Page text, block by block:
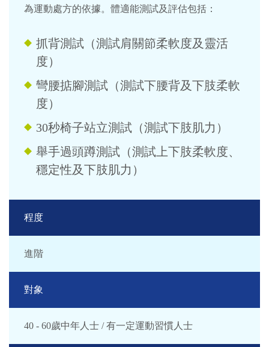
為運動處方的依據。體適能測試及評估包括：
抓背測試（測試肩關節柔軟度及靈活
度）
彎腰掂腳測試（測試下腰背及下肢柔軟
度）
30秒椅子站立測試（測試下肢肌力）
舉手過頭蹲測試（測試上下肢柔軟度、
穩定性及下肢肌力）
程度
進階
對象
40 - 60歲中年人士 / 有一定運動習慣人士